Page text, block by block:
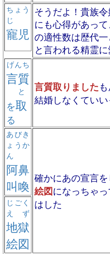
寵児
ちょう
じ
そうだよ！貴族
にも心得があっ
の適性数は歴代
と言われる精霊
言質
げんち
を取
と
る
言質取りました
結婚しなくていい
阿鼻
叫喚
あびき
ょうか
ん
確かにあの宣言
絵図になっちゃ
はした
地獄
絵図
じごく
えず